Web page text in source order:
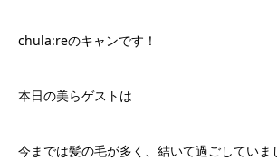
chula:reのキャンです！
本日の美らゲストは
今までは髪の毛が多く、結いて過ごしていま